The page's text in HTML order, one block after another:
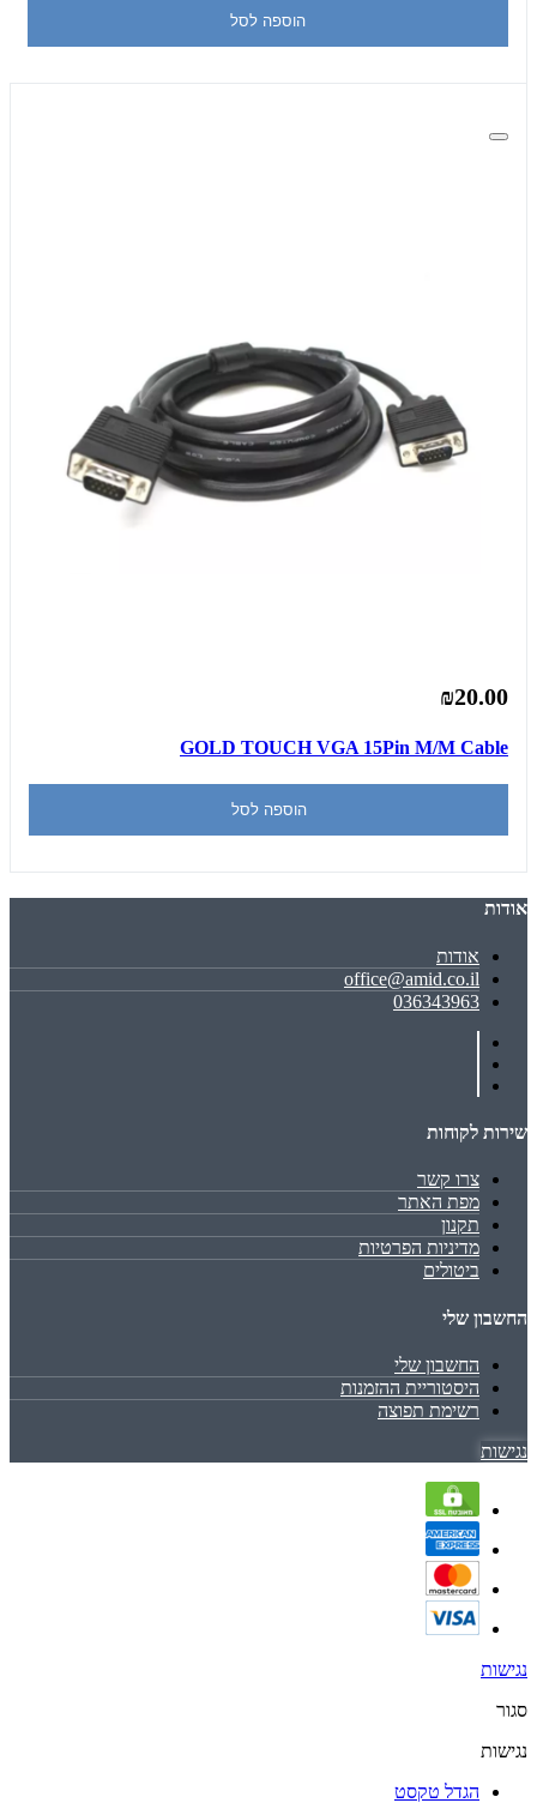
הוספה לסל
₪20.00
GOLD TOUCH VGA 15Pin M/M Cable
הוספה לסל
אודות
אודות
office@amid.co.il
036343963
שירות לקוחות
צרו קשר
מפת האתר
תקנון
מדיניות הפרטיות
ביטולים
החשבון שלי
החשבון שלי
היסטוריית ההזמנות
רשימת תפוצה
נגישות
נגישות
סגור
נגישות
הגדל טקסט